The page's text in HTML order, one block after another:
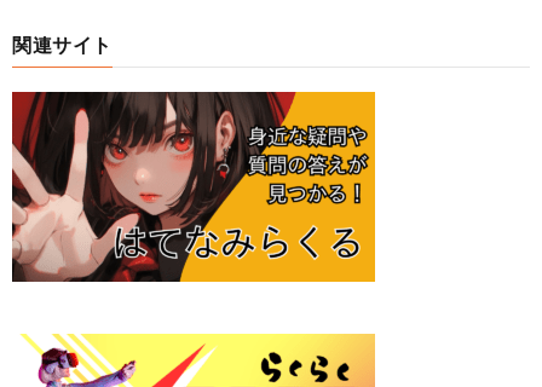
関連サイト